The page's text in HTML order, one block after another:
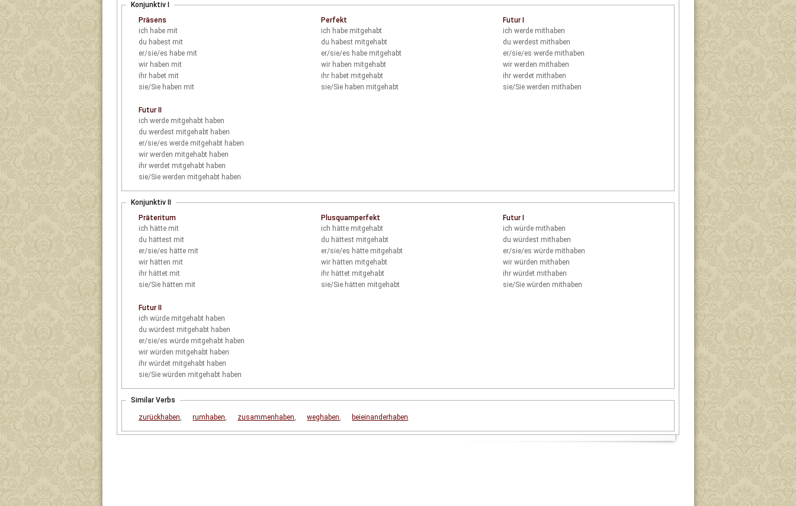
Konjunktiv I
Präsens
ich habe mit
du habest mit
er/sie/es habe mit
wir haben mit
ihr habet mit
sie/Sie haben mit
Perfekt
ich habe mitgehabt
du habest mitgehabt
er/sie/es habe mitgehabt
wirhaben mitgehabt
ihrhabet mitgehabt
sie/Siehaben mitgehabt
Futur I
ich werde mithaben
du werdest mithaben
er/sie/es werde mithaben
wirwerden mithaben
ihrwerdet mithaben
sie/Siewerden mithaben
Futur II
ich
werde mitgehabt haben
du
werdest mitgehabt haben
er/sie/es
werde mitgehabt haben
wir
werden mitgehabt haben
ihr
werdet mitgehabt haben
sie/Sie
werden mitgehabt haben
Konjunktiv II
Präteritum
ich hätte mit
du hättest mit
er/sie/es hätte mit
wir hätten mit
ihr hättet mit
sie/Sie hätten mit
Plusquamperfekt
ich hätte mitgehabt
du hättest mitgehabt
er/sie/es hätte mitgehabt
wirhätten mitgehabt
ihrhättet mitgehabt
sie/Siehätten mitgehabt
Futur I
ich würde mithaben
du würdest mithaben
er/sie/es würde mithaben
wirwürden mithaben
ihrwürdet mithaben
sie/Siewürden mithaben
Futur II
ich
würde mitgehabt haben
du
würdest mitgehabt haben
er/sie/es
würde mitgehabt haben
wir
würden mitgehabt haben
ihr
würdet mitgehabt haben
sie/Sie
würden mitgehabt haben
Similar Verbs
zurückhaben, rumhaben, zusammenhaben, weghaben, beieinanderhaben